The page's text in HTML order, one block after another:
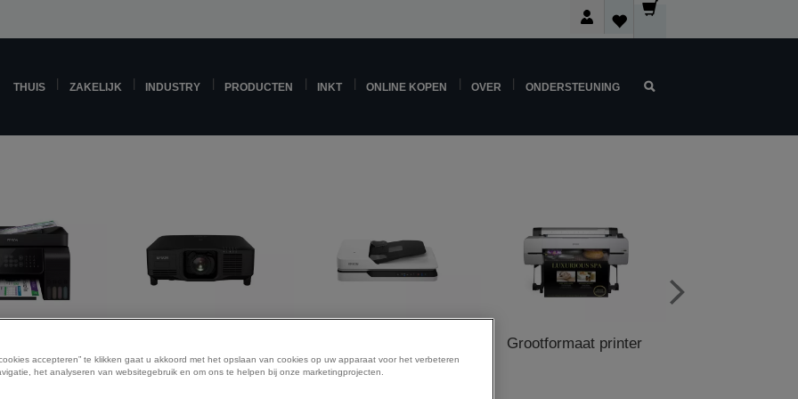
THUIS ZAKELIJK INDUSTRY PRODUCTEN INKT ONLINE KOPEN OVER ONDERSTEUNING
Grootformaat printer
accepteren” te klikken gaat u akkoord met het opslaan van cookies op uw apparaat voor het verbeteren
het analyseren van websitegebruik en om ons te helpen bij onze marketingprojecten.